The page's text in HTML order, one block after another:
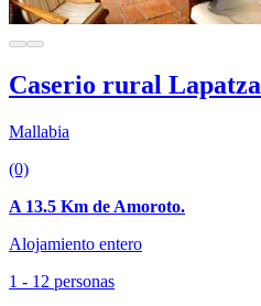
Caserio rural Lapatza
Mallabia
(0)
A 13.5 Km de Amoroto.
Alojamiento entero
1 - 12 personas